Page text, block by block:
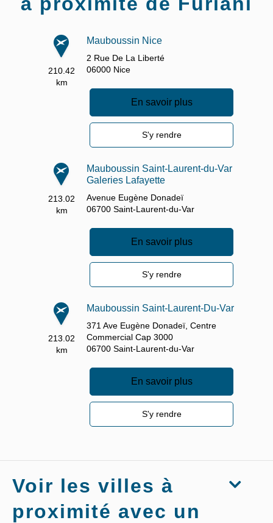
210.42
km
Mauboussin Nice
2 Rue De La Liberté
06000 Nice
En savoir plus
S'y rendre
213.02
km
Mauboussin Saint-Laurent-du-Var
Galeries Lafayette
Avenue Eugène Donadeï
06700Saint-Laurent-du-Var
En savoir plus
S'y rendre
213.02
km
Mauboussin Saint-Laurent-Du-Var
371 Ave Eugène Donadeï,Centre
Commercial Cap 3000
06700Saint-Laurent-du-Var
En savoir plus
S'y rendre
Voir les villes à
proximité avec un